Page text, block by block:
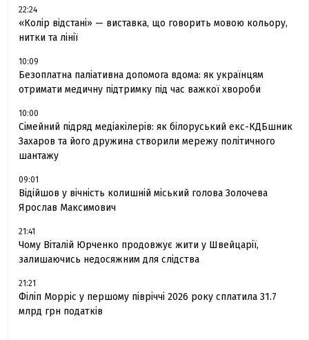
22:24
«Колір відстані» — виставка, що говорить мовою кольору,
нитки та лінії
10:09
Безоплатна паліативна допомога вдома: як українцям
отримати медичну підтримку під час важкої хвороби
10:00
Сімейний підряд медіакілерів: як білоруський екс-КДБшник
Захаров та його дружина створили мережу політичного
шантажу
09:01
Відійшов у вічність колишній міський голова Золочева
Ярослав Максимович
21:41
Чому Віталій Юрченко продовжує жити у Швейцарії,
залишаючись недосяжним для слідства
21:21
Філіп Морріс у першому півріччі 2026 року сплатила 31.7
млрд грн податків